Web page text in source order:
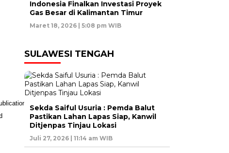
Indonesia Finalkan Investasi Proyek
Gas Besar di Kalimantan Timur
Maret 18, 2026 | 5:08 pm WIB
SULAWESI TENGAH
Sekda Saiful Usuria : Pemda Balut
Pastikan Lahan Lapas Siap, Kanwil
Ditjenpas Tinjau Lokasi
Juli 27, 2026 | 11:14 am WIB